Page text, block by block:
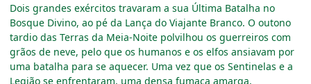
Dois grandes exércitos travaram a sua Última Batalha no
Bosque Divino, ao pé da Lança do Viajante Branco. O outono
tardio das Terras da Meia-Noite polvilhou os guerreiros com
grãos de neve, pelo que os humanos e os elfos ansiavam por
uma batalha para se aquecer. Uma vez que os Sentinelas e a
Legião se enfrentaram, uma densa fumaça amarga,